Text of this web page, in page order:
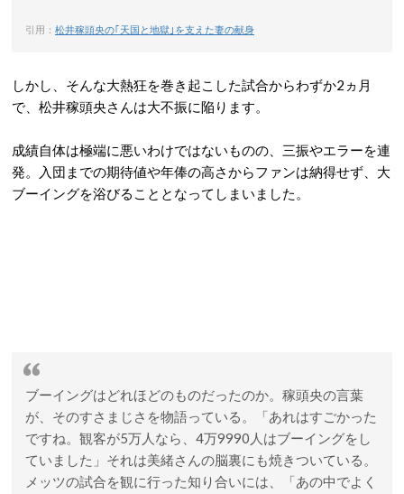
引用： 松井稼頭央の｢天国と地獄｣を支えた妻の献身
しかし、そんな大熱狂を巻き起こした試合からわずか2ヵ月
で、松井稼頭央さんは大不振に陥ります。
成績自体は極端に悪いわけではないものの、三振やエラーを連
発。入団までの期待値や年俸の高さからファンは納得せず、大
ブーイングを浴びることとなってしまいました。
ブーイングはどれほどのものだったのか。稼頭央の言葉
が、そのすさまじさを物語っている。「あれはすごかった
ですね。観客が5万人なら、4万9990人はブーイングをし
ていました」それは美緒さんの脳裏にも焼きついている。
メッツの試合を観に行った知り合いには、「あの中でよく